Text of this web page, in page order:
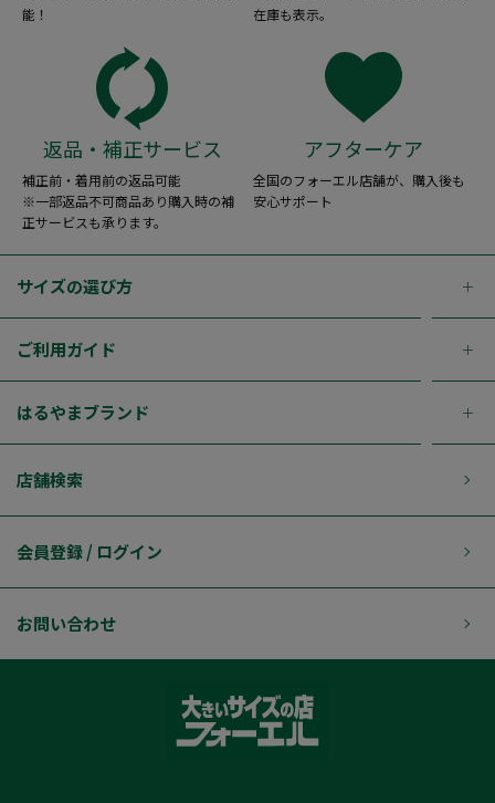
能！
在庫も表示。
返品・補正サービス
補正前・着用前の返品可能
※一部返品不可商品あり購入時の補
正サービスも承ります。
アフターケア
全国のフォーエル店舗が、購入後も
安心サポート
サイズの選び方
ご利用ガイド
はるやまブランド
店舗検索
会員登録 / ログイン
お問い合わせ